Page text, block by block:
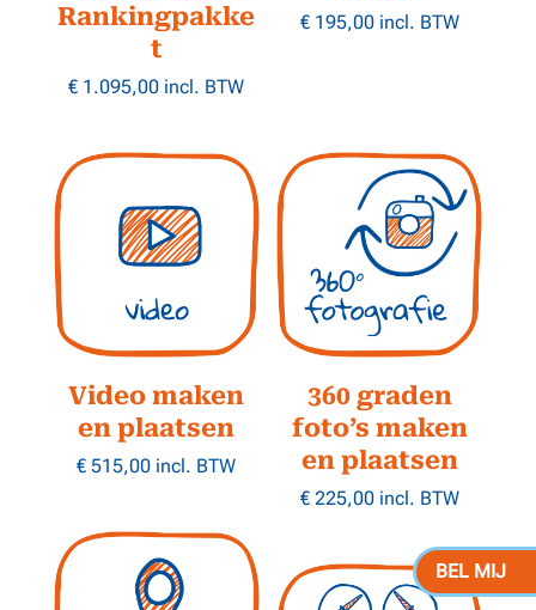
Rankingpakke
t
€ 1.095,00 incl. BTW
€195,00 incl. BTW
Video maken
en plaatsen
€ 515,00 incl. BTW
360 graden
foto’s maken
en plaatsen
€225,00 incl. BTW
BEL MIJ